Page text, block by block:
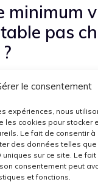
le consentement
expériences, nous
les cookies pour stocker
Le fait de consentir à
des données telles
uniques sur ce site. Le
consentement peut
et fonctions.
minimum
pas
Ryzen 3, 8 Go de
l’usage quotidien.
dédié
?